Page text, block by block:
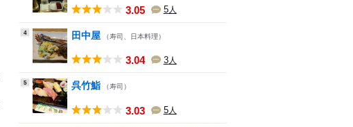
3.05 5人
4 田中屋 （寿司、日本料理）
3.04 3人
5 呉竹鮨 （寿司）
3.03 5人